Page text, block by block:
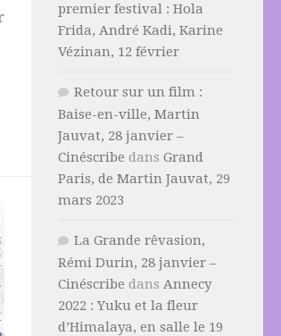
premier festival : Hola
Frida, André Kadi, Karine
Vézinan, 12 février
Retour sur un film :
Baise-en-ville, Martin
Jauvat, 28 janvier –
Cinéscribe dans Grand
Paris, de Martin Jauvat, 29
mars 2023
La Grande rêvasion,
Rémi Durin, 28 janvier –
Cinéscribe dans Annecy
2022 : Yuku et la fleur
d’Himalaya, en salle le 19